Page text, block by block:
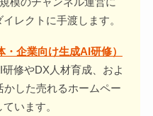
レクトに手渡します。
企業向け生成AI研修）
修やDX人材育成、およ
した売れるホームペー
います。